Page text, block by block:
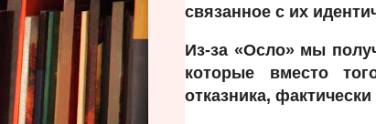
связанное с их
Из-за «Осло» мы
которые вместо
отказника,